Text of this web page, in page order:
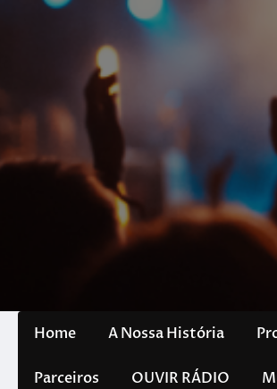
Home A Nossa História
Parceiros OUVIR RÁDIO